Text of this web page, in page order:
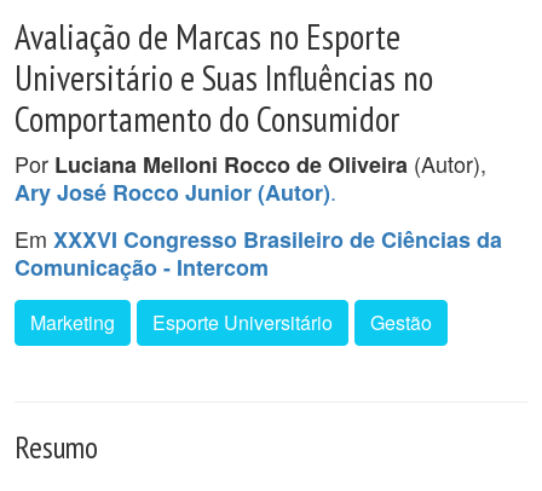
Avaliação de Marcas no Esporte
Universitário e Suas Influências no
Comportamento do Consumidor
Por Luciana Melloni Rocco de Oliveira (Autor),
Ary José Rocco Junior (Autor).
Em XXXVI Congresso Brasileiro de Ciências da
Comunicação - Intercom
Marketing Esporte Universitário Gestão
Resumo